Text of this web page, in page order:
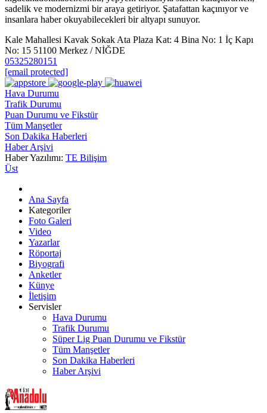
sadelik ve modernizmi bir araya getiriyor. Şatafattan kaçınıyor ve
insanlara haber okuyabilecekleri bir altyapı sunuyor.
Kale Mahallesi Kavak Sokak Ata Plaza Kat: 4 Bina No: 1 İç Kapı
No: 15 51100 Merkez / NİĞDE
05325280151
[email protected]
Hava Durumu
Trafik Durumu
Puan Durumu ve Fikstür
Tüm Manşetler
Son Dakika Haberleri
Haber Arşivi
Haber Yazılımı: TE Bilişim
Üst
Ana Sayfa
Kategoriler
Foto Galeri
Video
Yazarlar
Röportaj
Biyografi
Anketler
Künye
İletişim
Servisler
Hava Durumu
Trafik Durumu
Süper Lig Puan Durumu ve Fikstür
Tüm Manşetler
Son Dakika Haberleri
Haber Arşivi